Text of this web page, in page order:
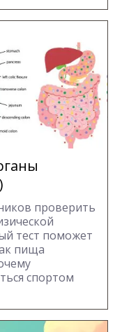
проверить
тест поможет
пища
спортом